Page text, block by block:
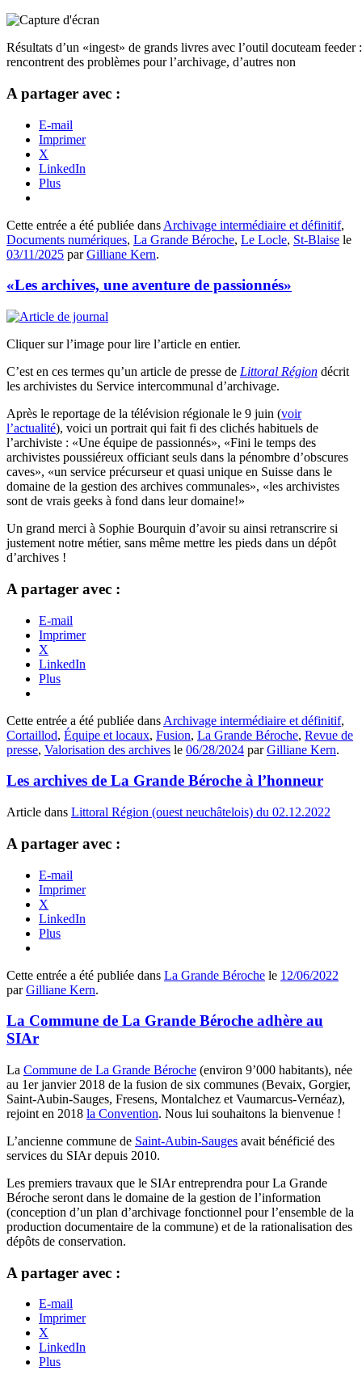
Résultats d’un «ingest» de grands livres avec l’outil docuteam feeder
rencontrent des problèmes pour l’archivage, d’autres non
A partager avec :
E-mail
Imprimer
X
LinkedIn
Plus
Cette entrée a été publiée dans Archivage intermédiaire et définitif,
Documents numériques, La Grande Béroche, Le Locle, St-Blaise le
03/11/2025 parGilliane Kern.
«Les archives, une aventure de passionnés»
Cliquer sur l’image pour lire l’article en entier.
C’est en ces termes qu’un article de presse de Littoral Région décrit
les archivistes du Service intercommunal d’archivage.
Après le reportage de la télévision régionale le 9 juin (voir
l’actualité), voici un portrait qui fait fi des clichés habituels de
l’archiviste : «Une équipe de passionnés», «Fini le temps des
archivistes poussiéreux officiant seuls dans la pénombre d’obscures
caves», «un service précurseur et quasi unique en Suisse dans le
domaine de la gestion des archives communales», «les archivistes
sont de vrais geeks à fond dans leur domaine!»
Un grand merci à Sophie Bourquin d’avoir su ainsi retranscrire si
justement notre métier, sans même mettre les pieds dans un dépôt
d’archives !
A partager avec :
E-mail
Imprimer
X
LinkedIn
Plus
Cette entrée a été publiée dans Archivage intermédiaire et définitif,
Cortaillod, Équipe et locaux, Fusion, La Grande Béroche, Revue de
presse, Valorisation des archives le 06/28/2024 parGilliane Kern.
Les archives de La Grande Béroche à l’honneur
Article dans Littoral Région (ouest neuchâtelois) du 02.12.2022
A partager avec :
E-mail
Imprimer
X
LinkedIn
Plus
Cette entrée a été publiée dans La Grande Béroche le 12/06/2022
parGilliane Kern.
La Commune de La Grande Béroche adhère au
SIAr
La Commune de La Grande Béroche (environ 9’000 habitants), née
au 1er janvier 2018 de la fusion de six communes (Bevaix, Gorgier,
Saint-Aubin-Sauges, Fresens, Montalchez et Vaumarcus-Vernéaz),
rejoint en 2018 la Convention. Nous lui souhaitons la bienvenue !
L’ancienne commune de Saint-Aubin-Sauges avait bénéficié des
services du SIAr depuis 2010.
Les premiers travaux que le SIAr entreprendra pour La Grande
Béroche seront dans le domaine de la gestion de l’information
(conception d’un plan d’archivage fonctionnel pour l’ensemble de la
production documentaire de la commune) et de la rationalisation des
dépôts de conservation.
A partager avec :
E-mail
Imprimer
X
LinkedIn
Plus